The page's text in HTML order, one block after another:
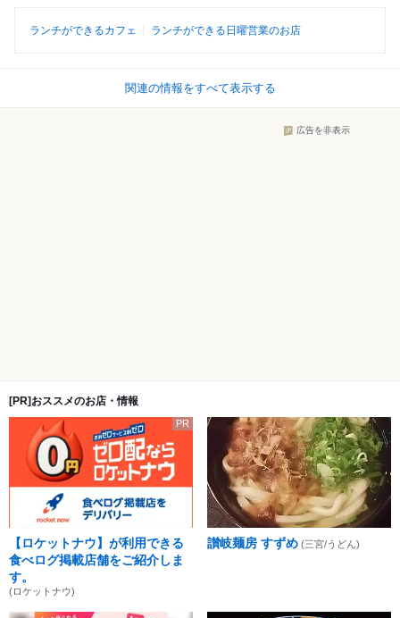
ランチができるカフェ ランチができる日曜営業のお店
関連の情報をすべて表示する
広告を非表示
[PR]おススメのお店・情報
PR
【ロケットナウ】が利用できる
食べログ掲載店舗をご紹介しま
す。
(ロケットナウ)
讃岐麺房 すずめ (三宮/うどん)